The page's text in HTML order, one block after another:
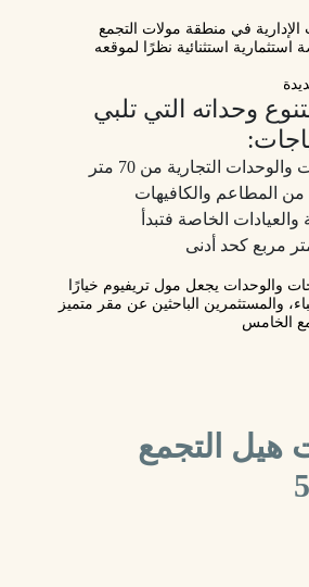
في منطقة مولات التجمع
استثنائية نظرًا لموقعه
وحداته التي تلبي
تبدأ مساحة المحلات والوحدات التجارية من 70 متر
من المطاعم والكافيهات
والعيادات الخاصة فتبدأ
والوحدات يجعل مول تريفيوم خيارًا
والمستثمرين الباحثين عن مقر متميز
الخامس
التجمع